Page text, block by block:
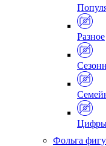
Разное
Фольга